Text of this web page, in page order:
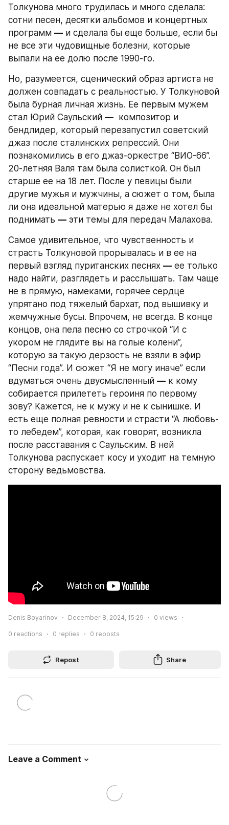
Толкунова много трудилась и много сделала:
сотни песен, десятки альбомов и концертных
программ — и сделала бы еще больше, если бы
не все эти чудовищные болезни, которые
выпали на ее долю после 1990-го.
Но, разумеется, сценический образ артиста не
должен совпадать с реальностью. У Толкуновой
была бурная личная жизнь. Ее первым мужем
стал Юрий Саульский — композитор и
бендлидер, который перезапустил советский
джаз после сталинских репрессий. Они
познакомились в его джаз-оркестре “ВИО-66”.
20-летняя Валя там была солисткой. Он был
старше ее на 18 лет. После у певицы были
другие мужья и мужчины, а сюжет о том, была
ли она идеальной матерью я даже не хотел бы
поднимать — эти темы для передач Малахова.
Самое удивительное, что чувственность и
страсть Толкуновой прорывалась и в ее на
первый взгляд пуританских песнях — ее только
надо найти, разглядеть и расслышать. Там чаще
не в прямую, намеками, горячее сердце
упрятано под тяжелый бархат, под вышивку и
жемчужные бусы. Впрочем, не всегда. В конце
концов, она пела песню со строчкой “И с
укором не глядите вы на голые колени”,
которую за такую дерзость не взяли в эфир
“Песни года”. И сюжет “Я не могу иначе” если
вдуматься очень двусмысленный — к кому
собирается прилететь героиня по первому
зову? Кажется, не к мужу и не к сынишке. И
есть еще полная ревности и страсти “А любовь-
то лебедем”, которая, как говорят, возникла
после расставания с Саульским. В ней
Толкунова распускает косу и уходит на темную
сторону ведьмовства.
Denis Boyarinov December 8, 2024, 15:29 0 views
0 reactions 0 replies 0 reposts
Repost Share
Leave a Comment